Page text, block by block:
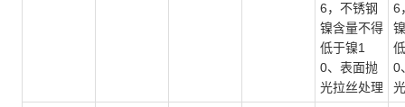
6，不锈钢
镍含量不得
低于镍1
0、表面抛
光拉丝处理
6
0